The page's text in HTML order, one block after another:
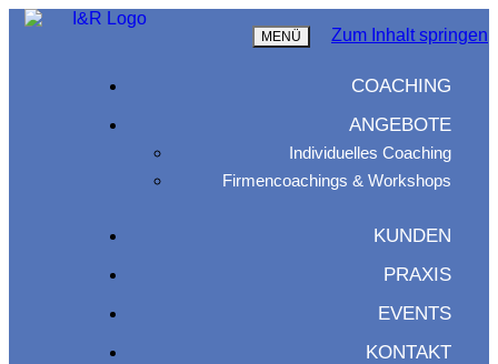
MENÜ Zum Inhalt springen
COACHING
ANGEBOTE
Individuelles Coaching
Firmencoachings & Workshops
KUNDEN
PRAXIS
EVENTS
KONTAKT